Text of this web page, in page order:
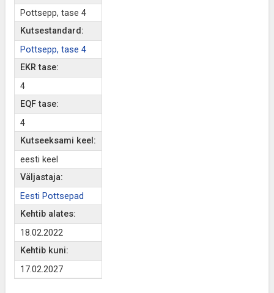
Pottsepp, tase 4
Kutsestandard:
Pottsepp, tase 4
EKR tase:
4
EQF tase:
4
Kutseeksami keel:
eesti keel
Väljastaja:
Eesti Pottsepad
Kehtib alates:
18.02.2022
Kehtib kuni:
17.02.2027